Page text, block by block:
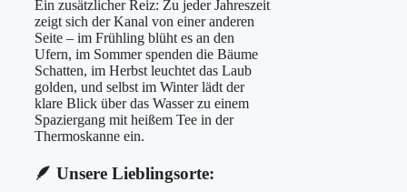
Ein zusätzlicher Reiz: Zu jeder Jahreszeit
zeigt sich der Kanal von einer anderen
Seite – im Frühling blüht es an den
Ufern, im Sommer spenden die Bäume
Schatten, im Herbst leuchtet das Laub
golden, und selbst im Winter lädt der
klare Blick über das Wasser zu einem
Spaziergang mit heißem Tee in der
Thermoskanne ein.
🪶 Unsere Lieblingsorte: